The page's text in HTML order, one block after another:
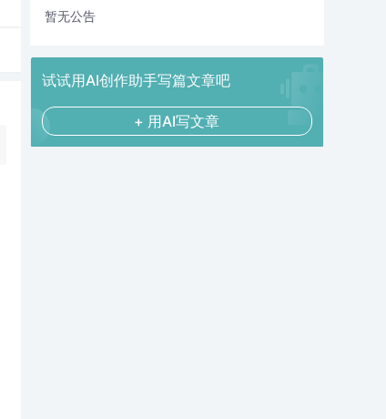
暂无公告
试试用AI创作助手写篇文章吧
+ 用AI写文章